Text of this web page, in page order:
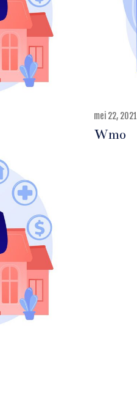
mei 22, 2021
Wmo